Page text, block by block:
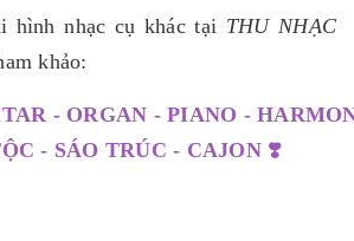
hình nhạc cụ khác tại THU NHẠC
khảo:
- ORGAN - PIANO -
- SÁO TRÚC - CAJON❣️